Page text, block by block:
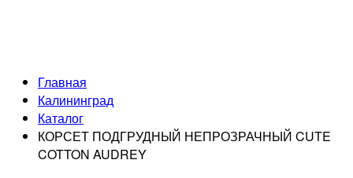
Главная
Калининград
Каталог
КОРСЕТ ПОДГРУДНЫЙ НЕПРОЗРАЧНЫЙ CUTE
COTTON AUDREY